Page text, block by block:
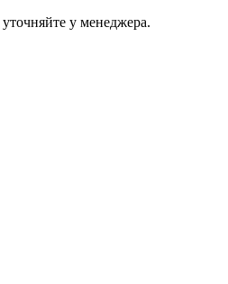
у менеджера.